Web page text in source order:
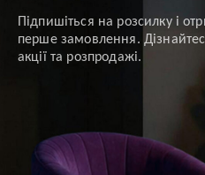
Підпишіться на розсилку і
перше замовлення.
акції та розпродажі.